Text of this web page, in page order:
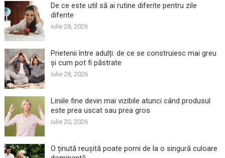
De ce este util să ai rutine diferite pentru zile
diferite
iulie 28, 2026
Prietenii între adulți: de ce se construiesc mai greu
și cum pot fi păstrate
iulie 28, 2026
Liniile fine devin mai vizibile atunci când produsul
este prea uscat sau prea gros
iulie 20, 2026
O ținută reușită poate porni de la o singură culoare